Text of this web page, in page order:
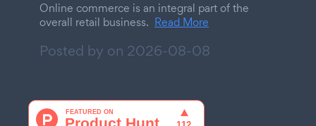
Online commerce is an integral part of the
overall retail business. Read More
Posted by on 2026-08-08